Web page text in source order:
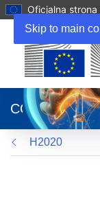
Skip to main
Oficjalna
otworzy
się
w
nowym
oknie)
CORDIS
H2020